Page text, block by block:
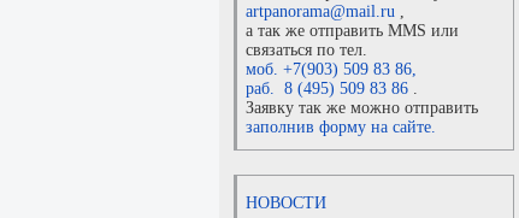
artpanorama@mail.ru ,
а так же отправить MMS или
связаться по тел.
моб. +7(903) 509 83 86,
раб. 8 (495) 509 83 86 .
Заявку так же можно отправить
заполнив форму на сайте.
НОВОСТИ